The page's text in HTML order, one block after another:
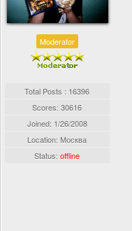
Moderator
Total Posts : 16396
Scores: 30616
Joined: 1/26/2008
Location: Москва
Status:offline